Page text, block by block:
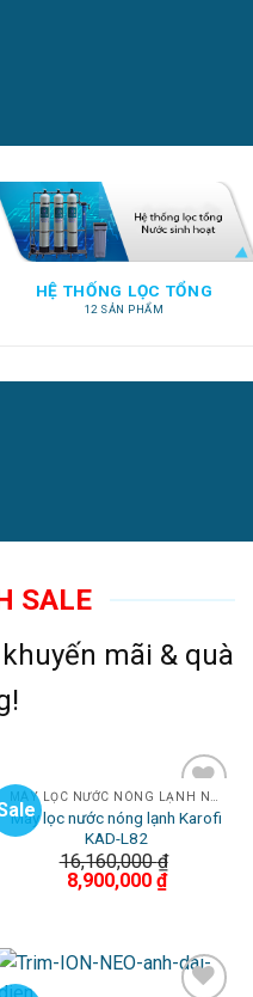
HỆ THỐNG LỌC TỔNG
12 SẢN PHẨM
SALE
mãi & quà
Add to
MÁY LỌC NƯỚC NÓNG LẠNH NGUỘI
Máy lọc nước nóng lạnh Karofi
KAD-L82
16,160,000₫
8,900,000 ₫